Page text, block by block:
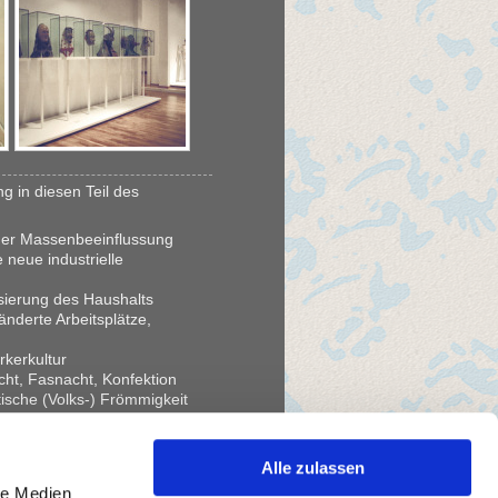
Medien
Alle zulassen
in diesen Teil des
Massenbeeinflussung
neue industrielle
des Haushalts
Arbeitsplätze,
Fasnacht, Konfektion
(Volks-) Frömmigkeit
der Industrialisierung
Kind - der Verlag J.F.